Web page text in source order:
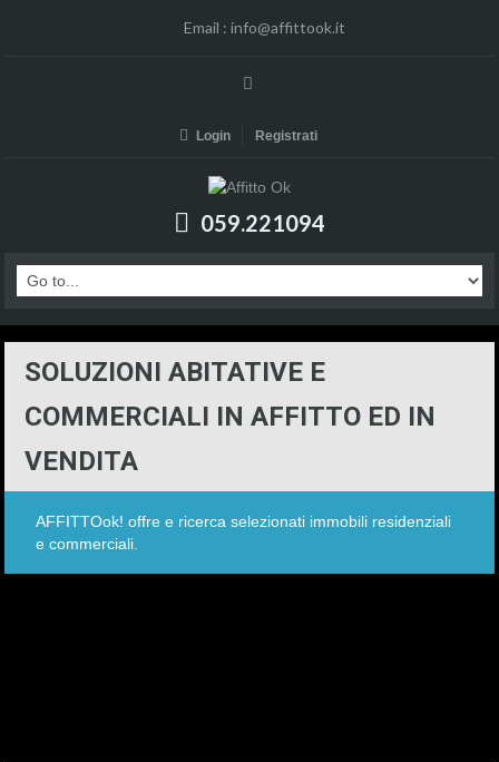
Email : info@affittook.it
Login Registrati
059.221094
SOLUZIONI ABITATIVE E
COMMERCIALI IN AFFITTO ED IN
VENDITA
AFFITTOok! offre e ricerca selezionati immobili residenziali
e commerciali.